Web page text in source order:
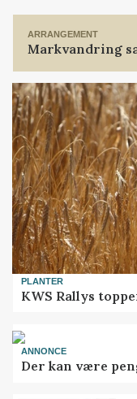
ARRANGEMENT
Markvandring
PLANTER
KWS Rallys
ANNONCE
Der kan være